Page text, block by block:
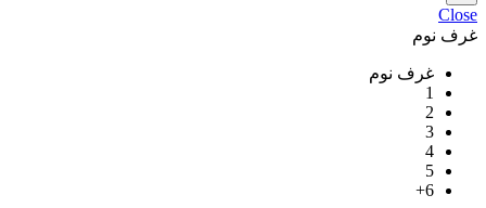
Close
غرف نوم
غرف نوم
1
2
3
4
5
6+